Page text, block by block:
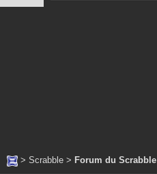
> Scrabble > Forum du Scrabble